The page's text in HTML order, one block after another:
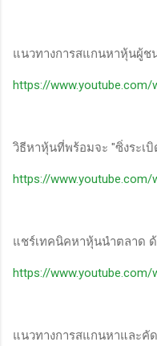
แนวทางการสแกนหาหุ้นผู้ช
https://www.youtube.com/
วิธีหาหุ้นที่พร้อมจะ "ซิ่งระเ
https://www.youtube.com/
แชร์เทคนิคหาหุ้นนำตลาด ด้
https://www.youtube.com/
แนวทางการสแกนหาและคั